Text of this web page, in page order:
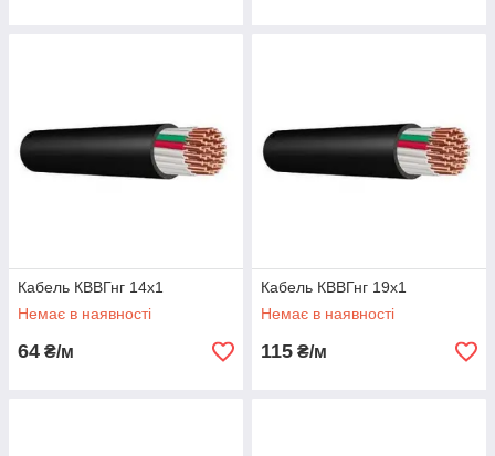
Кабель КВВГнг 14х1
Немає в наявності
64 ₴/м
Кабель КВВГнг 19х1
Немає в наявності
115 ₴/м